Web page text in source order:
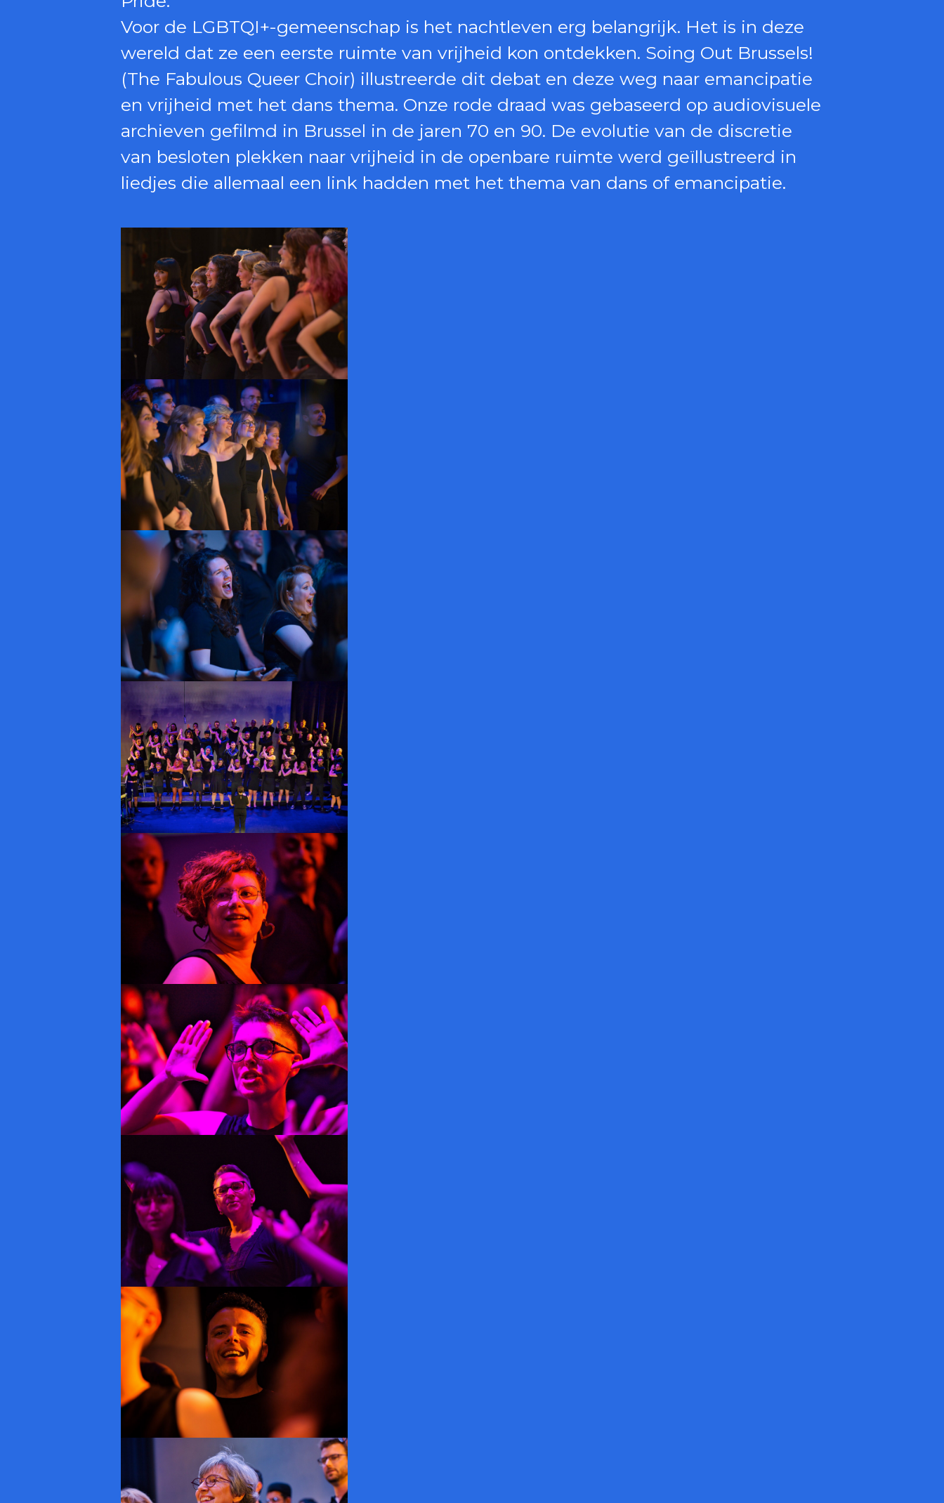
Voor de LGBTQI+-gemeenschap is het nachtleven erg belangrijk. Het is in deze
wereld dat ze een eerste ruimte van vrijheid kon ontdekken. Soing Out Brussels!
(The Fabulous Queer Choir) illustreerde dit debat en deze weg naar emancipatie
en vrijheid met het dans thema. Onze rode draad was gebaseerd op audiovisuele
archieven gefilmd in Brussel in de jaren 70 en 90. De evolutie van de discretie
van besloten plekken naar vrijheid in de openbare ruimte werd geïllustreerd in
liedjes die allemaal een link hadden met het thema van dans of emancipatie.